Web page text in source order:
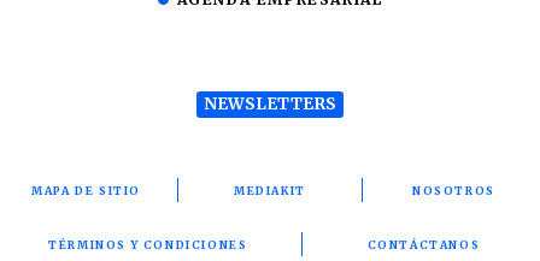
NEWSLETTERS
MAPA DE SITIO MEDIAKIT NOSOTROS
TÉRMINOS Y CONDICIONES CONTÁCTANOS